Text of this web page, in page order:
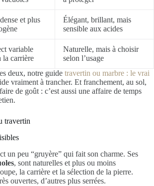
et plus
Élégant, brillant, mais
sensible aux acides
variable
la carrière
Naturelle, mais à choisir
selon l’usage
deux, notre guide travertin ou marbre : le vrai
vraiment à trancher. Et franchement, au sol,
de goût : c’est aussi une affaire de temps
travertin
un peu “gruyère” qui fait son charme. Ses
, sont naturelles et plus ou moins
la carrière et la sélection de la pierre.
ouvertes, d’autres plus serrées.